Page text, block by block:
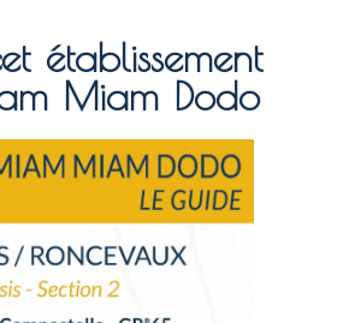
établissement
Miam Dodo